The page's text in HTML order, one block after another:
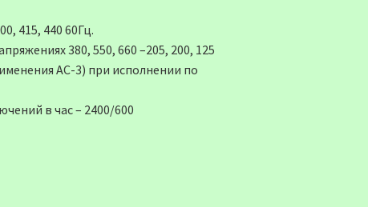
415, 440 60Гц.
380, 550, 660 –205, 200, 125
АС-3) при исполнении по
в час – 2400/600